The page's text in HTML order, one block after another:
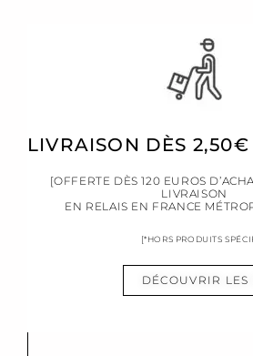
LIVRAISON DÈS
[OFFERTE DÈS 120 EUROS
LIVRAISON
EN RELAIS EN FRANCE
[*HORS PRODUITS
DÉCOUVRIR